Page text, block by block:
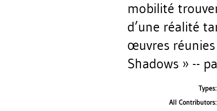
mobilité
d’une réalité
œuvres réunies
Shadows » --
Types:
All Contributors: